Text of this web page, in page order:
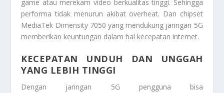
game atau merekam video berkualitas tinggi. Sehingga
performa tidak menurun akibat overheat. Dan chipset
MediaTek Dimensity 7050 yang mendukung jaringan 5G
memberikan keuntungan dalam hal kecepatan internet.
KECEPATAN UNDUH DAN UNGGAH
YANG LEBIH TINGGI
Dengan jaringan 5G pengguna bisa